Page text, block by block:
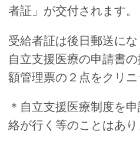
者証」が交付されます。
受給者証は後日郵送にな
自立支援医療の申請書
額管理票の２点をクリニ
＊自立支援医療制度を
絡が行く等のことはあり